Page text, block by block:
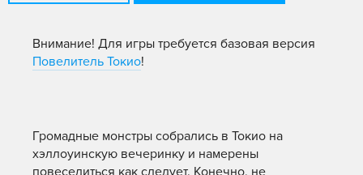
Внимание! Для игры требуется базовая версия
Повелитель Токио!
Громадные монстры собрались в Токио на
хэллоуинскую вечеринку и намерены
повеселиться как следует. Конечно, не